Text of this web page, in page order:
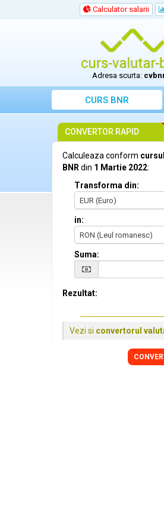
Calculator salarii
Adresa scurta:
CURS BNR
CONVERTOR RAPID
Calculeaza conform
BNR din 1 Martie 2022:
Transforma din:
EUR (Euro)
in:
RON (Leul romanesc)
Suma:
Rezultat:
Vezi si convertorul valutar